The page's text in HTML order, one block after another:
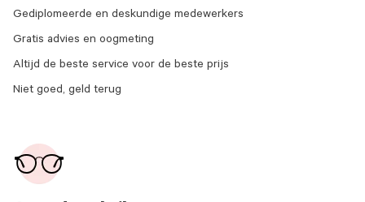
Gediplomeerde en deskundige medewerkers
Gratis advies en oogmeting
Altijd de beste service voor de beste prijs
Niet goed, geld terug